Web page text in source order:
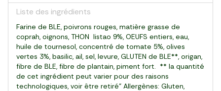
Liste des ingrédients
Farine de BLE, poivrons rouges, matière grasse de
coprah, oignons, THON listao 9%, OEUFS entiers, eau,
huile de tournesol, concentré de tomate 5%, olives
vertes 3%, basilic, ail, sel, levure, GLUTEN de BLE**, origan,
fibre de BLE, fibre de plantain, piment fort. ** la quantité
de cet ingrédient peut varier pour des raisons
technologiques, voir être retiré" Allergènes: Gluten,